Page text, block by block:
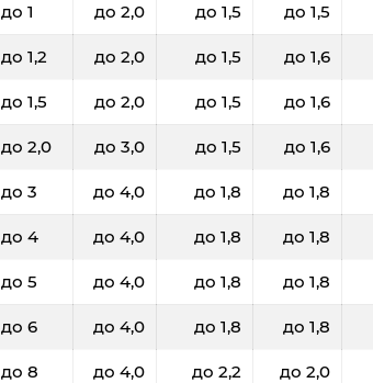
до 1 до 2,0 до 1,5 до 1,5
до 1,2 до 2,0 до 1,5 до 1,6
до 1,5 до 2,0 до 1,5 до 1,6
до 2,0 до 3,0 до 1,5 до 1,6
до 3 до 4,0 до 1,8 до 1,8
до 4 до 4,0 до 1,8 до 1,8
до 5 до 4,0 до 1,8 до 1,8
до 6 до 4,0 до 1,8 до 1,8
до 8 до 4,0 до 2,2 до 2,0